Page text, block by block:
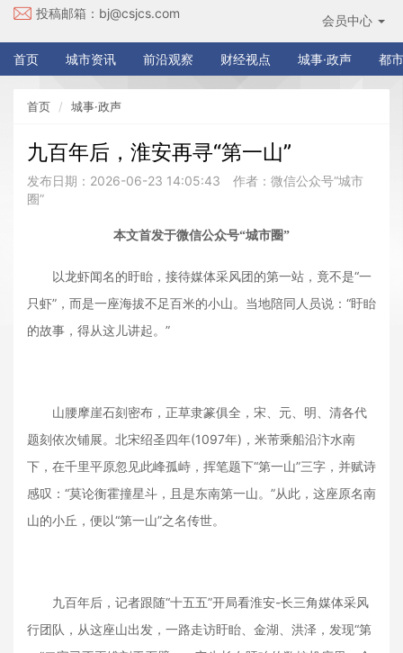
投稿邮箱： bj@csjcs.com 会员中心
首页 城市资讯 前沿观察 财经视点 城事·政声 都
首页 城事·政声
九百年后，淮安再寻“第一山”
发布日期：2026-06-23 14:05:43
作者：微信公众号“城市
圈”
本文首发于微信公众号“城市圈”
以龙虾闻名的盱眙，接待媒体采风团的第一站，竟不是“一
只虾”，而是一座海拔不足百米的小山。当地陪同人员说：“盱眙
的故事，得从这儿讲起。”
山腰摩崖石刻密布，正草隶篆俱全，宋、元、明、清各代
题刻依次铺展。北宋绍圣四年(1097年)，米芾乘船沿汴水南
下，在千里平原忽见此峰孤峙，挥笔题下“第一山”三字，并赋诗
感叹：“莫论衡霍撞星斗，且是东南第一山。”从此，这座原名南
山的小丘，便以“第一山”之名传世。
九百年后，记者跟随“十五五”开局看淮安-长三角媒体采风
行团队，从这座山出发，一路走访盱眙、金湖、洪泽，发现“第